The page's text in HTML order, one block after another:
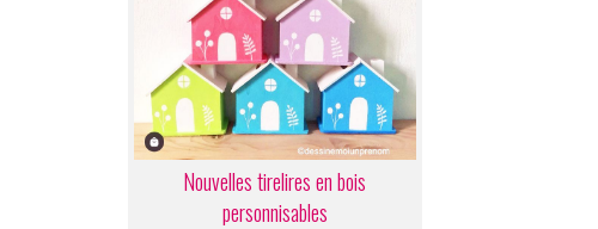
Nouvelles tirelires en bois
personnisables